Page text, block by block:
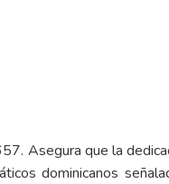
Asegura que la
dominicanos